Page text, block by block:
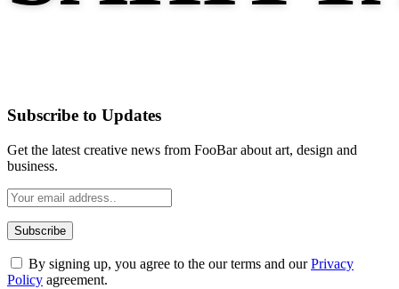
Subscribe to Updates
Get the latest creative news from FooBar about art, design and
business.
By signing up, you agree to the our terms and ourPrivacy
Policy agreement.